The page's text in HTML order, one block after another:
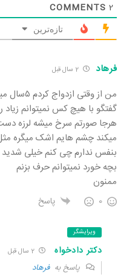
2
COMMENTS
تازه‌ترین
فرهاد 2 سال قبل
من از
گفتگو با هیچ کس نمیتوانم زیاد
هرجا صورتم سرخ میشه لرزه دست
میکند چشم هایم اشک میگره
بنفس ندارم چی کنم خیلی
بچه خورد نمیتوانم حرف بزنم
ممنون
0 پاسخ
ویرایشگر
دکتر دادخواه
پاسخ بهفرهاد